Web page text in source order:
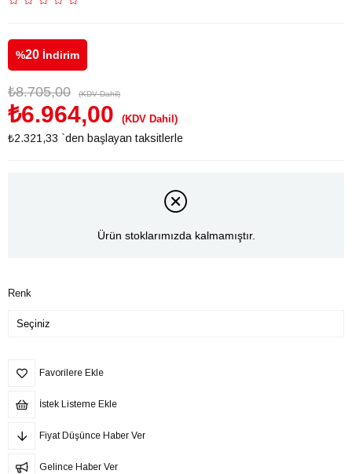
%20 İndirim
₺8.705,00 (KDV Dahil)
₺6.964,00 (KDV Dahil)
₺2.321,33 `den başlayan taksitlerle
Ürün stoklarımızda kalmamıştır.
Renk
Favorilere Ekle
İstek Listeme Ekle
Fiyat Düşünce Haber Ver
Gelince Haber Ver